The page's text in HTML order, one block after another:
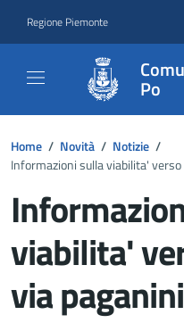
Regione Piemonte
Po
Home / Novità / Notizie /
Informazioni sulla viabilita' verso
viabilita'
via paganini